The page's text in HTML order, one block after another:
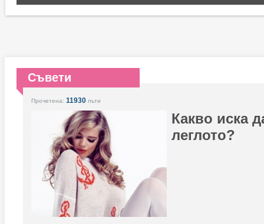
Съвети
Прочетена: 11930 пъти
Какво иска
леглото?